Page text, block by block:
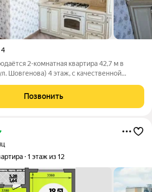
4
2-комнатная квартира 42,7 м в
4 этаж, с качественной
дубовые плинтусы, кухня из массива ореха,
Позвонить
1 этаж из 12